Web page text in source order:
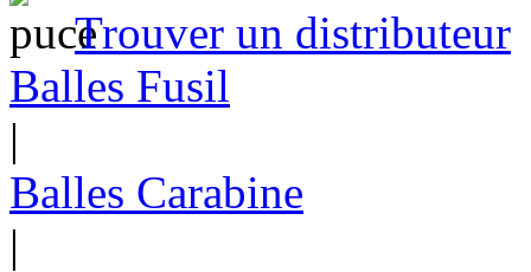
Trouver un distributeur
Balles Fusil
|
Balles Carabine
|